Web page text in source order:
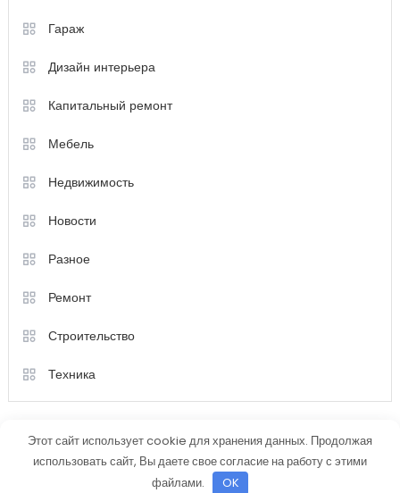
Гараж
Дизайн интерьера
Капитальный ремонт
Мебель
Недвижимость
Новости
Разное
Ремонт
Строительство
Техника
Тема: Color Magazine от
Этот сайт использует cookie для хранения данных. Продолжая
использовать сайт, Вы даете свое согласие на работу с этими
файлами.
OK